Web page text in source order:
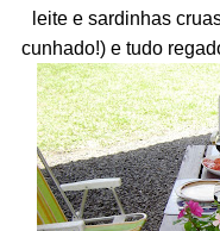
leite e sardinhas
cunhado!) e tudo